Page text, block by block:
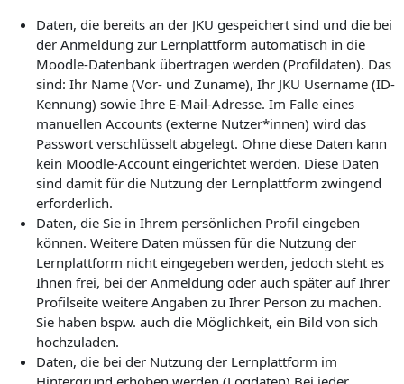
Daten, die bereits an der JKU gespeichert sind und die bei
der Anmeldung zur Lernplattform automatisch in die
Moodle-Datenbank übertragen werden (Profildaten). Das
sind: Ihr Name (Vor- und Zuname), Ihr JKU Username (ID-
Kennung) sowie Ihre E-Mail-Adresse. Im Falle eines
manuellen Accounts (externe Nutzer*innen) wird das
Passwort verschlüsselt abgelegt. Ohne diese Daten kann
kein Moodle-Account eingerichtet werden. Diese Daten
sind damit für die Nutzung der Lernplattform zwingend
erforderlich.
Daten, die Sie in Ihrem persönlichen Profil eingeben
können. Weitere Daten müssen für die Nutzung der
Lernplattform nicht eingegeben werden, jedoch steht es
Ihnen frei, bei der Anmeldung oder auch später auf Ihrer
Profilseite weitere Angaben zu Ihrer Person zu machen.
Sie haben bspw. auch die Möglichkeit, ein Bild von sich
hochzuladen.
Daten, die bei der Nutzung der Lernplattform im